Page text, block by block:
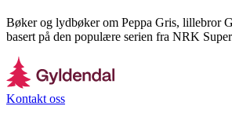
Bøker og lydbøker om Peppa Gris, lillebror
basert på den populære serien fra NRK
Kontakt oss